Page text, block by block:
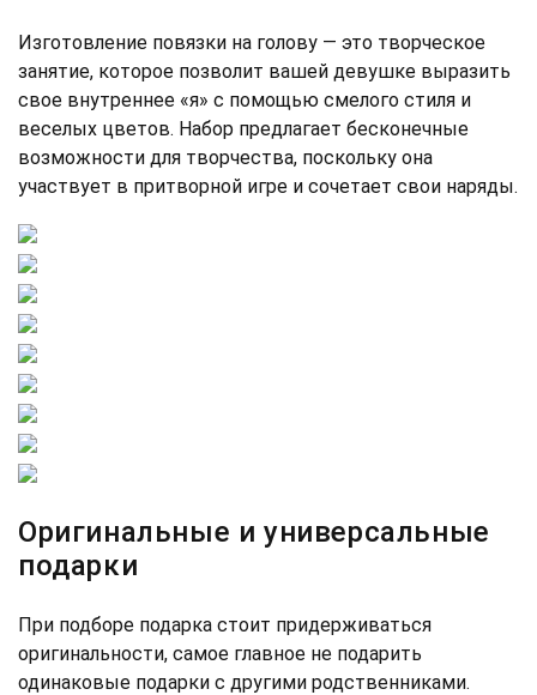
Изготовление повязки на голову — это творческое
занятие, которое позволит вашей девушке выразить
свое внутреннее «я» с помощью смелого стиля и
веселых цветов. Набор предлагает бесконечные
возможности для творчества, поскольку она
участвует в притворной игре и сочетает свои наряды.
Оригинальные и универсальные
подарки
При подборе подарка стоит придерживаться
оригинальности, самое главное не подарить
одинаковые подарки с другими родственниками.